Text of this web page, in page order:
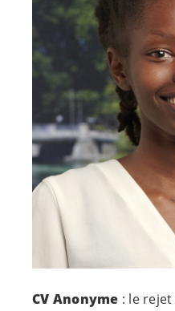
CV Anonyme : le rejet